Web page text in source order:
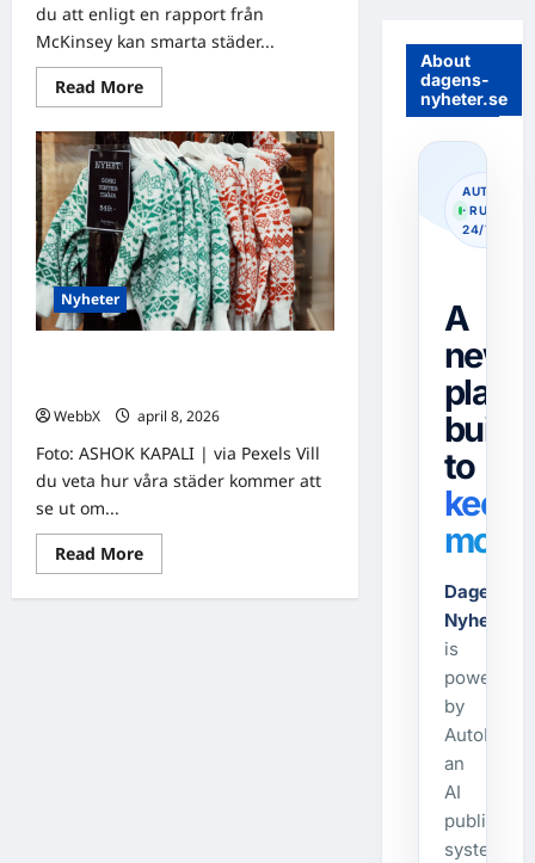
du att enligt en rapport från
McKinsey kan smarta städer...
Read MoreRead
more
Smarta
städer
2030:
När
algoritmer
styr
trafik,
energi
och
trygghet
Nyheter
WebbX
april 8, 2026
Foto: ASHOK KAPALI | via Pexels Vill
du veta hur våra städer kommer att
se ut om...
Read MoreRead
more
Smarta
About
dagens-
nyheter.se
· RUNNING
24/7
A
news
built
to
keep
Dagens-
is
powered
by
AutoPost,
an
AI
publishing
system